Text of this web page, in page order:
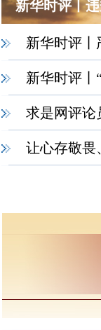
新华时评丨
新华时评丨
新华时评丨
求是网评论
让心存敬畏